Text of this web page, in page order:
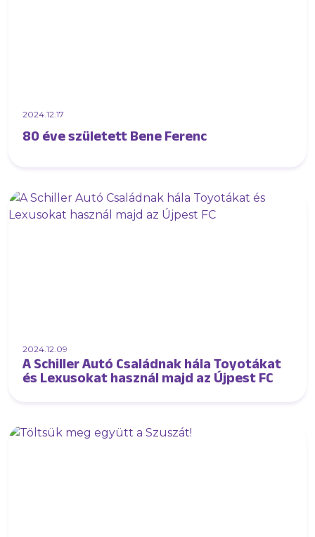
2024.12.17
80 éve született Bene Ferenc
2024.12.09
A Schiller Autó Családnak hála Toyotákat
és Lexusokat használ majd az Újpest FC